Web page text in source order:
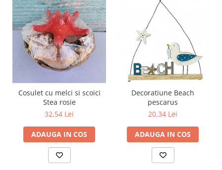
Cosulet cu melci si scoici
Stea rosie
32,54 Lei
ADAUGA IN COS
Decoratiune Beach
pescarus
20,34 Lei
ADAUGA IN COS